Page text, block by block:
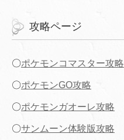
攻略ページ
〇ポケモンコマスター攻略
〇ポケモンGO攻略
〇ポケモンガオーレ攻略
〇サンムーン体験版攻略